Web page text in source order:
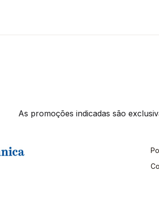
As promoções indicadas são